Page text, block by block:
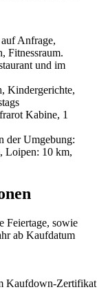
Anfrage,
Fitnessraum.
und im
Kindergerichte,
Kabine, 1
der Umgebung:
Loipen: 10 km,
Feiertage, sowie
ab Kaufdatum
Kaufdown-Zertifikat